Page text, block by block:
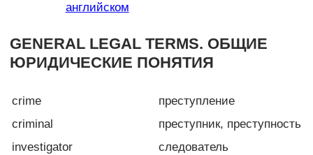
английском
GENERAL LEGAL TERMS. ОБЩИЕ
ЮРИДИЧЕСКИЕ ПОНЯТИЯ
crime
преступление
criminal
преступник, преступность
investigator
следователь